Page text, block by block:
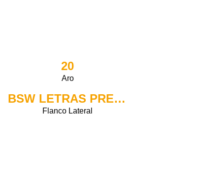
20
Aro
BSW LETRAS PRETAS
Flanco Lateral